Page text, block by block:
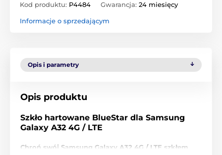
Kod produktu: P4484 Gwarancja: 24 miesięcy
Informacje o sprzedającym
Opis i parametry
Opis produktu
Szkło hartowane BlueStar dla Samsung
Galaxy A32 4G / LTE
Chroń swój Samsung Galaxy A32 4G / LTE szkłem